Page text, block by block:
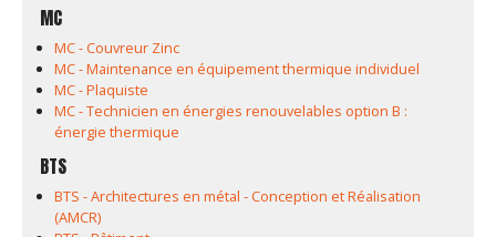
MC
MC - Couvreur Zinc
MC - Maintenance en équipement thermique individuel
MC - Plaquiste
MC - Technicien en énergies renouvelables option B :
énergie thermique
BTS
BTS - Architectures en métal - Conception et Réalisation
(AMCR)